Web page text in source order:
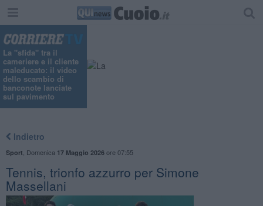
La "sfida" tra il
cameriere e il cliente
maleducato: il video
dello scambio di
banconote lanciate
sul pavimento
Indietro
Sport Domenica 17 Maggio 2026ore 07:55
Tennis, trionfo azzurro per Simone
Massellani